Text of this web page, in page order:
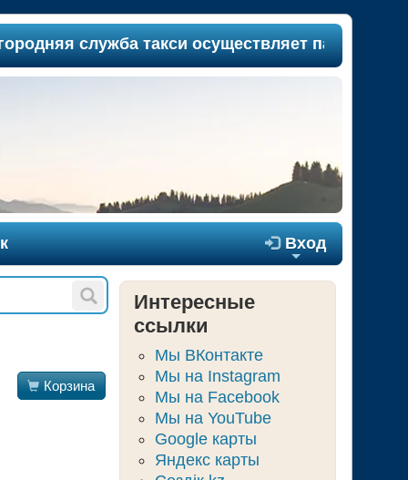
служба такси осуществляет
 Вход
 Корзина
Интересные
ссылки
Мы ВКонтакте
Мы на Instagram
Мы на Facebook
Мы на YouTube
Google карты
Яндекс карты